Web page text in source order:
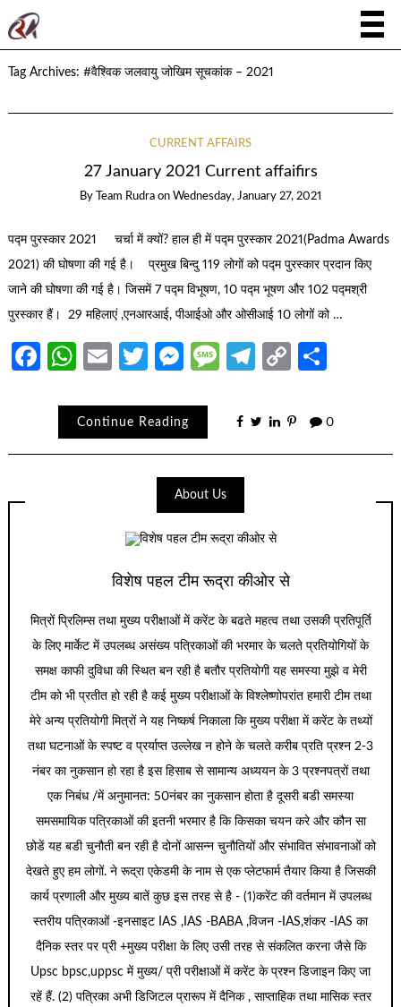
Tag Archives: #वैश्विक जलवायु जोखिम सूचकांक – 2021
CURRENT AFFAIRS
27 January 2021 Current affaifirs
By Team Rudra on Wednesday, January 27, 2021
पद्म पुरस्कार 2021 चर्चा में क्यों? हाल ही में पद्म पुरस्कार 2021(Padma Awards
2021) की घोषणा की गई है। प्रमुख बिन्दु 119 लोगों को पद्म पुरस्कार प्रदान किए
जाने की घोषणा की गई है। जिसमें 7 पद्म विभूषण, 10 पद्म भूषण और 102 पद्मश्री
पुरस्कार हैं। 29 महिलाएं ,एनआरआई, पीआईओ और ओसीआई 10 लोगों को …
Facebook
WhatsApp
EmailTwitter
Messenger
Message
Telegram
Copy
Continue Reading 0
About Us
विशेष पहल टीम रूद्रा कीओर से
मित्रों प्रिलिम्स तथा मुख्य परीक्षाओं में करेंट के बढते महत्व तथा उसकी प्रतिपूर्ति
के लिए मार्केट में उपलब्ध असंख्य पत्रिकाओं की भरमार के चलते प्रतियोगियों के
समक्ष काफी दुविधा की स्थित बन रही है बतौर प्रतियोगी यह समस्या मुझे व मेरी
टीम को भी प्रतीत हो रही है कई मुख्य परीक्षाओं के विश्लेष्णोपरांत हमारी टीम तथा
मेरे अन्य प्रतियोगी मित्रों ने यह निष्कर्ष निकाला कि मुख्य परीक्षा में करेंट के तथ्यों
तथा घटनाओं के स्पष्ट व प्रर्याप्त उल्लेख न होने के चलते करीब प्रति प्रश्न 2-3
नंबर का नुकसान हो रहा है इस हिसाब से सामान्य अध्ययन के 3 प्रश्नपत्रों तथा
एक निबंध /में अनुमानत: 50नंबर का नुकसान होता है दूसरी बडी समस्या
समसमायिक पत्रिकाओं की इतनी भरमार है कि किसका चयन करे और कौन सा
छोडें यह बडी चुनौती बन रही है दोनों आसन्न चुनौतियों और संभावित संभावनाओं को
देखते हुए हम लोगों. ने रूद्रा एकेडमी के नाम से एक प्लेटफार्म तैयार किया है जिसकी
कार्य प्रणाली और मुख्य बातें कुछ इस तरह से है - (1)करेंट की वर्तमान में उपलब्ध
स्तरीय पत्रिकाओं -इनसाइट IAS ,IAS -BABA ,विजन -IAS,शंकर -IAS का
दैनिक स्तर पर प्री +मुख्य परीक्षा के लिए उसी तरह से संकलित करना जैसे कि
Upsc bpsc,uppsc में मुख्य/ प्री परीक्षाओं में करेंट के प्रश्न डिजाइन किए जा
रहें हैं. (2) पत्रिका अभी डिजिटल प्रारूप में दैनिक , साप्ताहिक तथा मासिक स्तर